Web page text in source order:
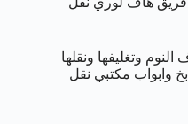
وتغليفها ونقلها
وابواب مكتبي نقل